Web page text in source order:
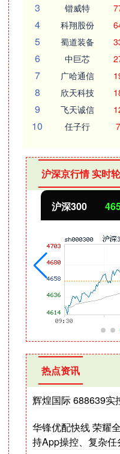
3 锴威特
4 科翔股份
5 蜀道装备
6 中巨芯
7 广哈通信
8 欣天科技
9 飞天诚信
10 任子行
沪深京行情 实时
北证50
热点资讯
辉煌国际 688639实
华锋优配快线 荣耀
持App操控、复杂